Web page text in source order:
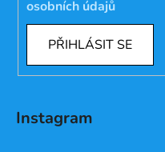
osobních údajů
PŘIHLÁSIT SE
Instagram